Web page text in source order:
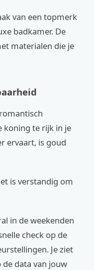
van een topmerk
badkamer. De
materialen die je
koning te rijk in je
ervaart, is goud
is verstandig om
in de weekenden
check op de
Je ziet
data van jouw